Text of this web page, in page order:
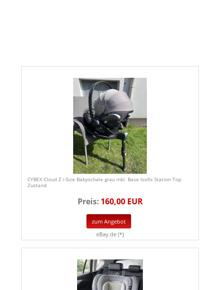
CYBEX Cloud Z i-Size Babyschale grau inkl. Base Isofix Station Top
Zustand
Preis: 160,00 EUR
zum Angebot
eBay.de (*)